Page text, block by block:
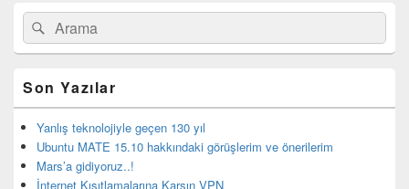
Birincil
bar
eklenti
Search
for:
Ara
Son Yazılar
Yanlış teknolojiyle geçen 130 yıl
Ubuntu MATE 15.10 hakkındaki görüşlerim ve önerilerim
Mars’a gidiyoruz..!
İnternet Kısıtlamalarına Karşın VPN